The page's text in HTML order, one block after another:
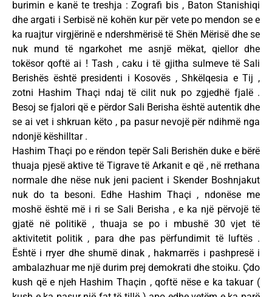
burimin e kanë te treshja : Zografi bis , Baton Stanishiqi
dhe argati i Serbisë në kohën kur për vete po mendon se e
ka ruajtur virgjërinë e ndershmërisë të Shën Mërisë dhe se
nuk mund të ngarkohet me asnjë mëkat, qiellor dhe
tokësor qoftë ai ! Tash , caku i të gjitha sulmeve të Sali
Berishës është presidenti i Kosovës , Shkëlqesia e Tij ,
zotni Hashim Thaçi ndaj të cilit nuk po zgjedhë fjalë .
Besoj se fjalori që e përdor Sali Berisha është autentik dhe
se ai vet i shkruan këto , pa pasur nevojë për ndihmë nga
ndonjë këshilltar .
Hashim Thaçi po e rëndon tepër Sali Berishën duke e bërë
thuaja pjesë aktive të Tigrave të Arkanit e që , në rrethana
normale dhe nëse nuk jeni pacient i Skender Boshnjakut
nuk do ta besoni. Edhe Hashim Thaçi , ndonëse me
moshë është më i ri se Sali Berisha , e ka një përvojë të
gjatë në politikë , thuaja se po i mbushë 30 vjet të
aktivitetit politik , para dhe pas përfundimit të luftës .
Është i rryer dhe shumë dinak , hakmarrës i pashpresë i
ambalazhuar me një durim prej demokrati dhe stoiku. Çdo
kush që e njeh Hashim Thaçin , qoftë nëse e ka takuar (